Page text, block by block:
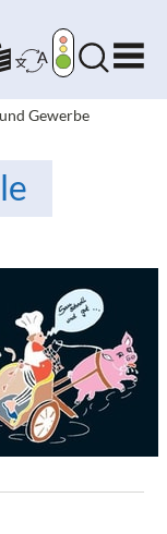
Gewerbe